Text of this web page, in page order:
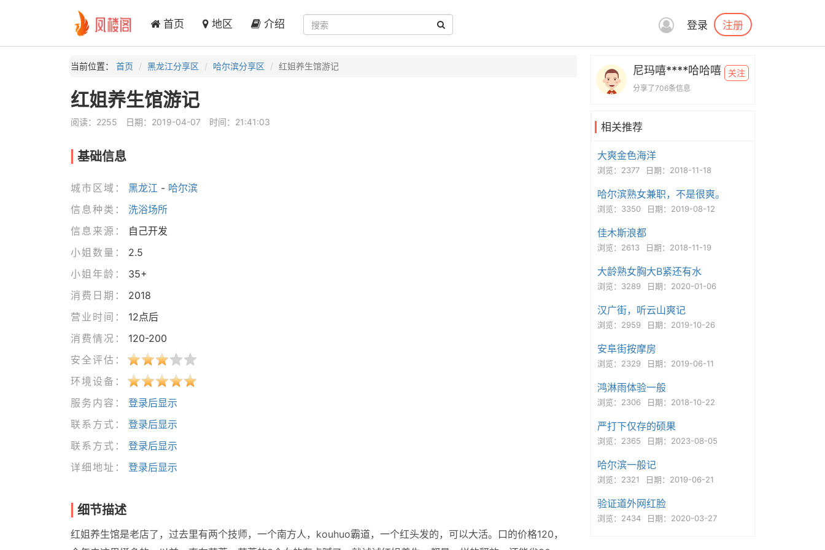
首页 地区 介绍 登录 注册
当前位置： 首页 黑龙江分享区 哈尔滨分享区 红姐养生馆游记
红姐养生馆游记
阅读：2255 日期：2019-04-07 时间：21:41:03
基础信息
城市区域： 黑龙江 - 哈尔滨
信息种类：
洗浴场所
信息来源：
自己开发
小姐数量：
2.5
小姐年龄：
35+
消费日期：
2018
营业时间：
12点后
消费情况：
120-200
安全评估：
环境设备：
服务内容：
登录后显示
联系方式：
登录后显示
联系方式：
登录后显示
详细地址：
登录后显示
细节描述
红姐养生馆是老店了，过去里有两个技师，一个南方人，kouhuo霸道，一个红头发的，可以大活。口的价格120，
尼玛嘻****哈哈嘻
分享了706条信息
关注
相关推荐
大爽金色海洋
浏览：2377 日期：2018-11-18
哈尔滨熟女兼职，不是很爽。
浏览：3350 日期：2019-08-12
佳木斯浪都
浏览：2613 日期：2018-11-19
大龄熟女胸大B紧还有水
浏览：3289 日期：2020-01-06
汉广街，听云山爽记
浏览：2959 日期：2019-10-26
安阜街按摩房
浏览：2329 日期：2019-06-11
鸿淋雨体验一般
浏览：2306 日期：2018-10-22
严打下仅存的硕果
浏览：2365 日期：2023-08-05
哈尔滨一般记
浏览：2321 日期：2019-06-21
验证道外网红脸
浏览：2434 日期：2020-03-27